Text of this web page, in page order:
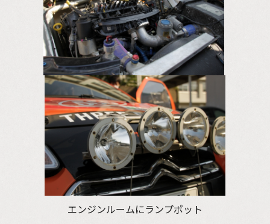
エンジンルームにランプポット